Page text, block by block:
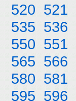
520 521
535 536
550 551
565 566
580 581
595 596